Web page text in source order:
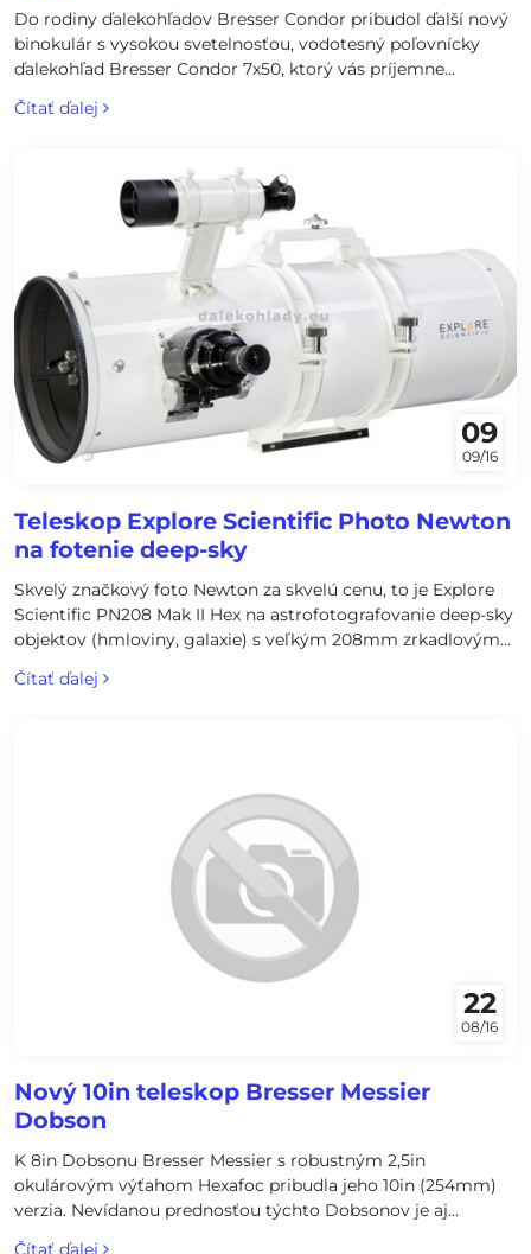
Do rodiny ďalekohľadov Bresser Condor pribudol ďalší nový
binokulár s vysokou svetelnosťou, vodotesný poľovnícky
ďalekohľad Bresser Condor 7x50, ktorý vás príjemne
prekvapí svojimi rozmermi a nízkou hmotnosťou.
Čítať ďalej
09
09/16
Teleskop Explore Scientific Photo Newton
na fotenie deep-sky
Skvelý značkový foto Newton za skvelú cenu, to je Explore
Scientific PN208 Mak II Hex na astrofotografovanie deep-sky
objektov (hmloviny, galaxie) s veľkým 208mm zrkadlovým
objektívom, nízkou svetelnosťou f/3,9 a robustným 2,5in
okulárovým výťahom Hexafoc DeLuxe.
Čítať ďalej
22
08/16
Nový 10in teleskop Bresser Messier
Dobson
K 8in Dobsonu Bresser Messier s robustným 2,5in
okulárovým výťahom Hexafoc pribudla jeho 10in (254mm)
verzia. Nevídanou prednosťou týchto Dobsonov je aj
možnosť optický tubus odpojiť od základne a pomocou
Čítať ďalej